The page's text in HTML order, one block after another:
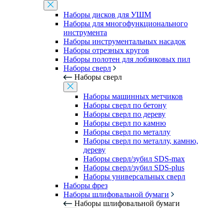
Наборы дисков для УШМ
Наборы для многофункционального
инструмента
Наборы инструментальных насадок
Наборы отрезных кругов
Наборы полотен для лобзиковых пил
Наборы сверл
Наборы сверл
Наборы машинных метчиков
Наборы сверл по бетону
Наборы сверл по дереву
Наборы сверл по камню
Наборы сверл по металлу
Наборы сверл по металлу, камню,
дереву
Наборы сверл/зубил SDS-max
Наборы сверл/зубил SDS-plus
Наборы универсальных сверл
Наборы фрез
Наборы шлифовальной бумаги
Наборы шлифовальной бумаги